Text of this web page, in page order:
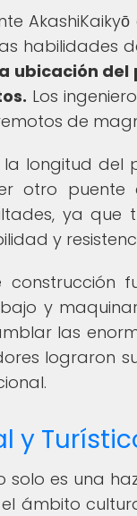
habilidades
ubicación
Los
de
longitud del
otro
ya
y
construcción
y
las
lograron
y
solo es una
ámbito